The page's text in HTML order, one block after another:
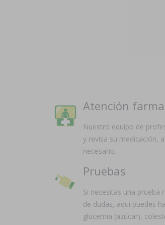
Atención
Nuestro equipo de
y revisa su medicación,
necesario.
Pruebas
Si necesitas una prueba
de dudas, aquí puedes
glucemia (azúcar),